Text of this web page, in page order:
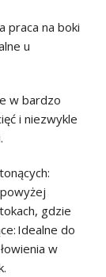
praca na boki
u
w bardzo
i niezwykle
gdzie
Idealne do
w